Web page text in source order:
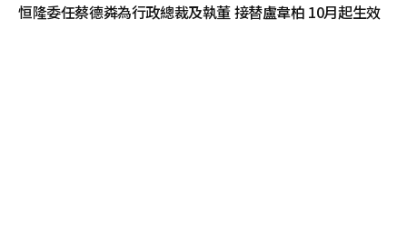
恒隆委任蔡德粦為行政總裁及執董 接替盧韋柏 10月起生效